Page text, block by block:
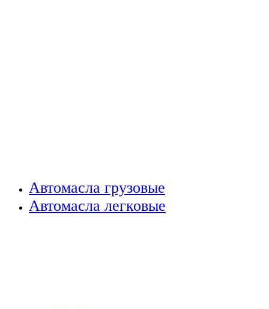
Автомасла грузовые
Автомасла легковые